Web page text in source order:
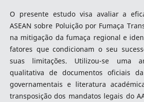
O presente estudo visa avaliar a
ASEAN sobre Poluição por Fumaça
na mitigação da fumaça regional e
fatores que condicionam o seu
suas limitações. Utilizou-se uma
qualitativa de documentos oficiais da
governamentais e literatura
transposição dos mandatos legais do